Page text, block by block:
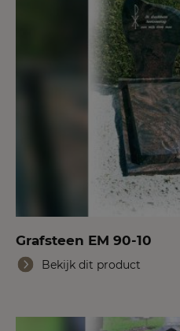
Grafsteen EM 90-10
Bekijk dit product